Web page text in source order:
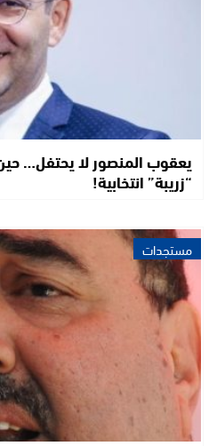
يعقوب المنصور لا يحتفل…
“زريبة” انتخابية!
مستجدات